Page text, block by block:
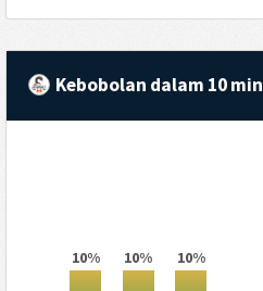
Kebobolan dalam 10 min
10% 10% 10%